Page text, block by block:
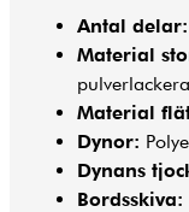
Antal delar:
Material
Material
Dynor:
Dynans
Bordsskiva: